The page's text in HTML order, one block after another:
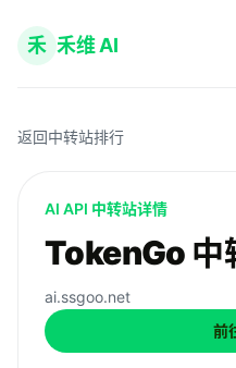
禾 禾维 AI
返回中转站排行
AI API 中转站详情
TokenGo 中
ai.ssgoo.net
前